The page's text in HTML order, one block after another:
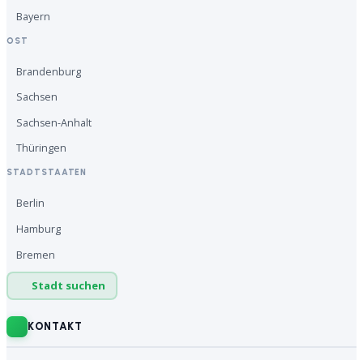
Bayern
OST
Brandenburg
Sachsen
Sachsen-Anhalt
Thüringen
STADTSTAATEN
Berlin
Hamburg
Bremen
Stadt suchen
KONTAKT